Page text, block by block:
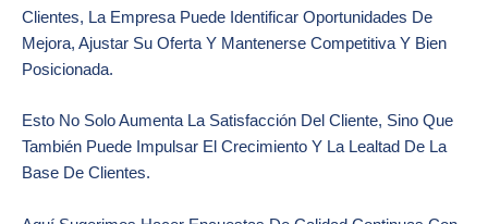
Clientes, La Empresa Puede Identificar Oportunidades De
Mejora, Ajustar Su Oferta Y Mantenerse Competitiva Y Bien
Posicionada.
Esto No Solo Aumenta La Satisfacción Del Cliente, Sino Que
También Puede Impulsar El Crecimiento Y La Lealtad De La
Base De Clientes.